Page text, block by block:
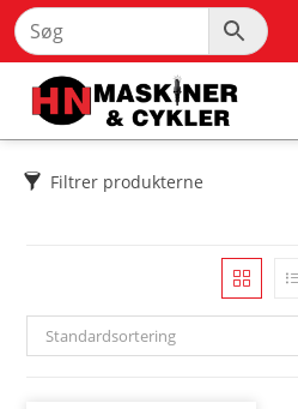
Filtrer produkterne
Standardsortering